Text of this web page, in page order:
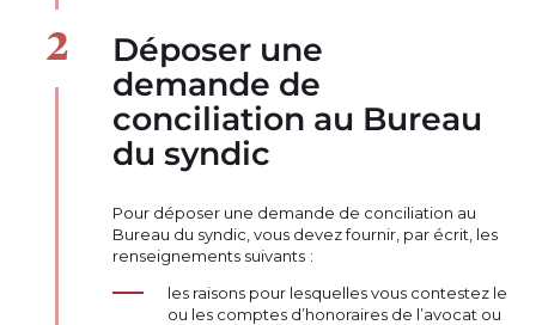
Déposer une
demande de
conciliation au Bureau
du syndic
Pour déposer une demande de conciliation au
Bureau du syndic, vous devez fournir, par écrit, les
renseignements suivants :
les raisons pour lesquelles vous contestez le
ou les comptes d’honoraires de l’avocat ou